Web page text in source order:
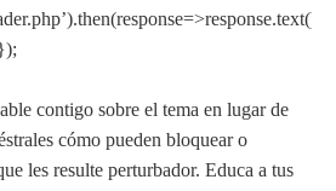
contigo sobre el tema en lugar de
cómo pueden bloquear o
les resulte perturbador. Educa a tus